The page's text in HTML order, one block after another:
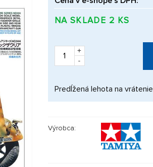
NA SKLADE 2 KS
+
-
Predĺžená lehota na
Výrobca: